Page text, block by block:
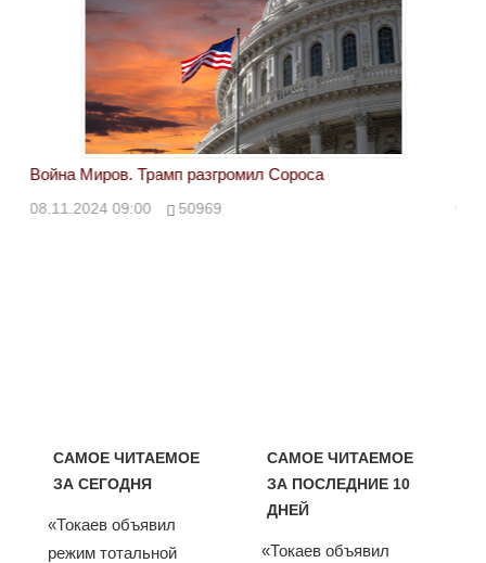
Война Миров. Трамп разгромил Сороса
08.11.2024 09:00 50969
САМОЕ ЧИТАЕМОЕ
ЗА СЕГОДНЯ
«Токаев объявил
режим тотальной
САМОЕ ЧИТАЕМОЕ
ЗА ПОСЛЕДНИЕ 10
ДНЕЙ
«Токаев объявил